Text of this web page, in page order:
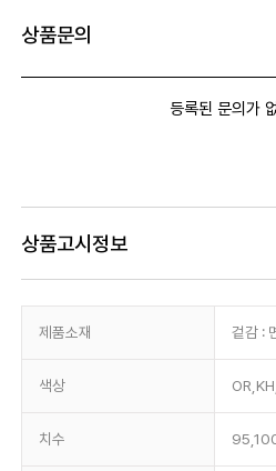
상품문의
등록된 문의가
상품고시정보
제품소재 겉감 :
색상
치수